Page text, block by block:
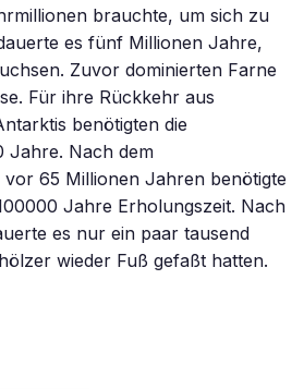
brauchte, um sich zu
es fünf Millionen Jahre,
Zuvor dominierten Farne
Für ihre Rückkehr aus
benötigten die
Jahre. Nach dem
vor 65 Millionen Jahren benötigte
Jahre Erholungszeit. Nach
es nur ein paar tausend
wieder Fuß gefaßt hatten.